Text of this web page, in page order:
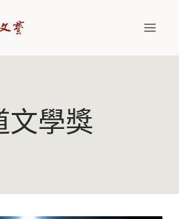
文學獎